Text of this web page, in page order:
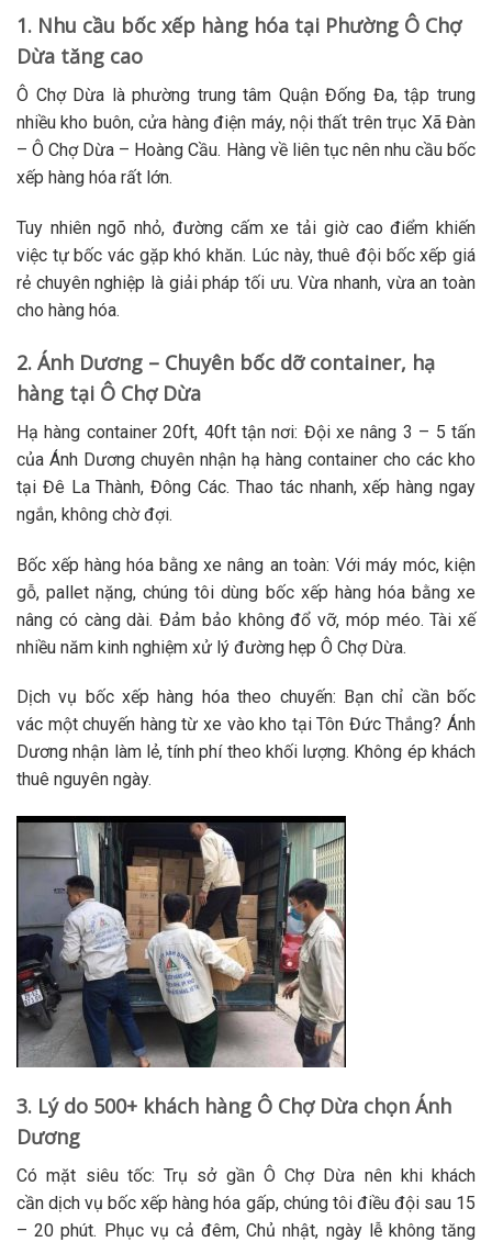
1. Nhu cầu bốc xếp hàng hóa tại Phường Ô Chợ
Dừa tăng cao
Ô Chợ Dừa là phường trung tâm Quận Đống Đa, tập trung
nhiều kho buôn, cửa hàng điện máy, nội thất trên trục Xã Đàn
– Ô Chợ Dừa – Hoàng Cầu. Hàng về liên tục nên nhu cầu bốc
xếp hàng hóa rất lớn.
Tuy nhiên ngõ nhỏ, đường cấm xe tải giờ cao điểm khiến
việc tựbốc vác gặp khó khăn. Lúc này,thuê đội bốc xếp giá
rẻ chuyên nghiệp là giải pháp tối ưu. Vừa nhanh, vừa an toàn
cho hàng hóa.
2. Ánh Dương – Chuyên bốc dỡ container, hạ
hàng tại Ô Chợ Dừa
Hạ hàng container 20ft, 40ft tận nơi: Đội xe nâng 3 – 5 tấn
của Ánh Dương chuyên nhận hạ hàng container cho các kho
tại Đê La Thành, Đông Các. Thao tác nhanh, xếp hàng ngay
ngắn, không chờ đợi.
Bốc xếp hàng hóa bằng xe nâng an toàn: Với máy móc, kiện
gỗ, pallet nặng, chúng tôi dùng bốc xếp hàng hóa bằng xe
nâng có càng dài. Đảm bảo không đổ vỡ, móp méo. Tài xế
nhiều năm kinh nghiệm xử lý đường hẹp Ô Chợ Dừa.
Dịch vụ bốc xếp hàng hóa theo chuyến: Bạn chỉ cần bốc
vác một chuyến hàng từ xe vào kho tại Tôn Đức Thắng? Ánh
Dương nhận làm lẻ, tính phí theo khối lượng. Không ép khách
thuê nguyên ngày.
3. Lý do 500+ khách hàng Ô Chợ Dừa chọn Ánh
Dương
Có mặt siêu tốc: Trụ sở gần Ô Chợ Dừa nên khi khách
cầndịch vụ bốc xếp hàng hóa gấp, chúng tôi điều đội sau 15
– 20 phút. Phục vụ cả đêm, Chủ nhật, ngày lễ không tăng